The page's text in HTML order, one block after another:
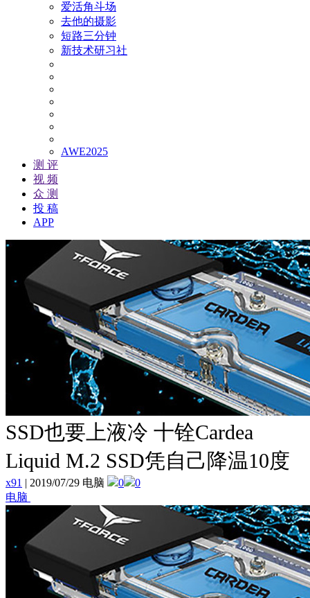
爱活角斗场
去他的摄影
短路三分钟
新技术研习社
AWE2025
测 评
视 频
众 测
投 稿
APP
SSD也要上液冷 十铨Cardea
Liquid M.2 SSD凭自己降温10度
x91 | 2019/07/29 电脑 0
0
电脑